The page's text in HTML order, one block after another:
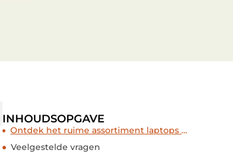
INHOUDSOPGAVE
Ontdek het ruime assortiment laptops van HP
Veelgestelde vragen